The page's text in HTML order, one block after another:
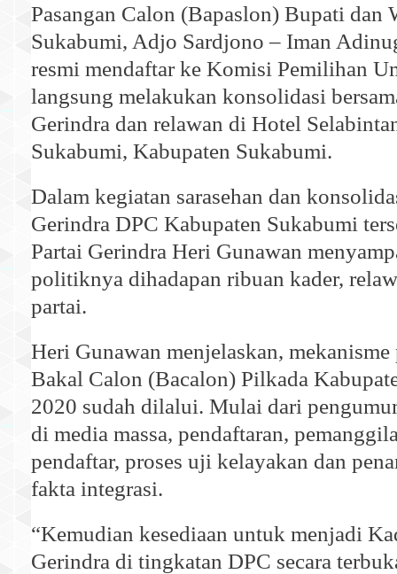
Pasangan Calon (Bapaslon) Bupati dan
Sukabumi, Adjo Sardjono – Iman
resmi mendaftar ke Komisi Pemilihan
langsung melakukan konsolidasi
Gerindra dan relawan di Hotel
Sukabumi, Kabupaten Sukabumi.
Dalam kegiatan sarasehan dan
Gerindra DPC Kabupaten Sukabumi
Partai Gerindra Heri Gunawan
politiknya dihadapan ribuan kader,
partai.
Heri Gunawan menjelaskan,
Bakal Calon (Bacalon) Pilkada
2020 sudah dilalui. Mulai dari
di media massa, pendaftaran,
pendaftar, proses uji kelayakan dan
fakta integrasi.
“Kemudian kesediaan untuk menjadi
Gerindra di tingkatan DPC secara